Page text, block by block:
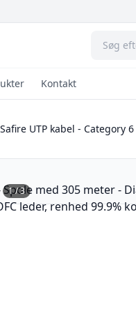
Kontakt
Safire UTP kabel - Category
1/3